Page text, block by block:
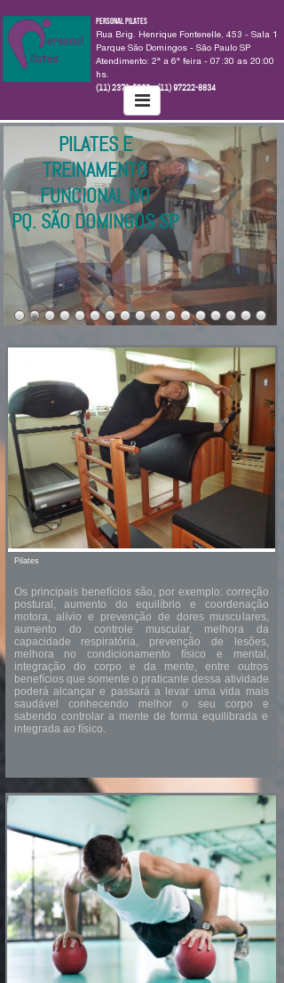
Personal Pilates
Rua Brig. Henrique Fontenelle, 453 - Sala 1
Parque São Domingos - São Paulo SP
​Atendimento: 2ª a 6ª feira - 07:30 as 20:00
hs.
(11) 2371-5893 (11) 97222-8834
Os principais benefícios são, por exemplo: correção
postural, aumento do equilíbrio e coordenação
motora, alívio e prevenção de dores musculares,
aumento do controle muscular, melhora da
capacidade respiratória, prevenção de lesões,
melhora no condicionamento físico e mental,
integração do corpo e da mente, entre outros
benefícios que somente o praticante dessa atividade
poderá alcançar e passará a levar uma vida mais
saudável conhecendo melhor o seu corpo e
sabendo controlar a mente de forma equilibrada e
integrada ao físico.
Pilates
PILATES E
TREINAMENTO
FUNCIONAL NO
PQ. SÃO DOMINGOS SP